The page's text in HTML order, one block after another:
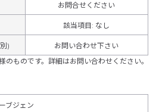
お問合せください
該当項目: なし
)
お問い合わせ下さい
のものです。詳細はお問い合わせください。
ブジェン